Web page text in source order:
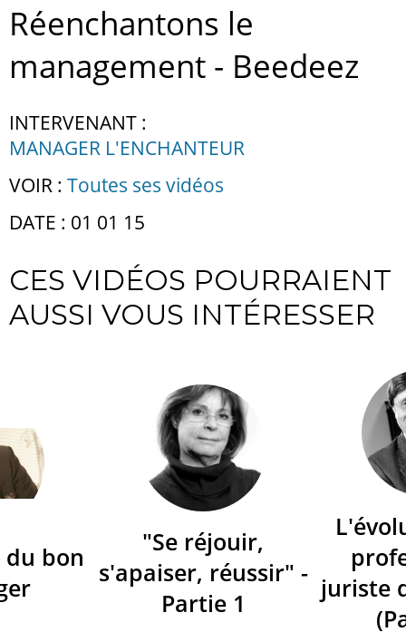
Réenchantons le
management - Beedeez
INTERVENANT :
MANAGER L'ENCHANTEUR
VOIR : Toutes ses vidéos
DATE : 01 01 15
CES VIDÉOS POURRAIENT
AUSSI VOUS INTÉRESSER
du bon
"Se réjouir,
s'apaiser, réussir" -
Partie 1
juriste